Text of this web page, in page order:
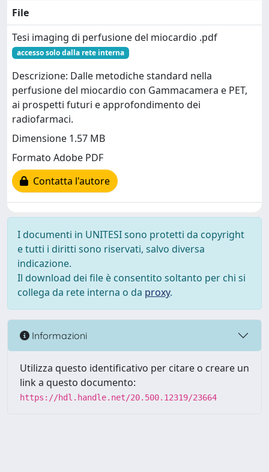
File
Tesi imaging di perfusione del miocardio .pdf
accesso solo dalla rete interna
Descrizione: Dalle metodiche standard nella
perfusione del miocardio con Gammacamera e PET,
ai prospetti futuri e approfondimento dei
radiofarmaci.
Dimensione 1.57 MB
Formato Adobe PDF
Contatta l'autore
I documenti in UNITESI sono protetti da copyright
e tutti i diritti sono riservati, salvo diversa
indicazione.
Il download dei file è consentito soltanto per chi si
collega da rete interna o da proxy.
Informazioni
Utilizza questo identificativo per citare o creare un
link a questo documento:
https://hdl.handle.net/20.500.12319/23664